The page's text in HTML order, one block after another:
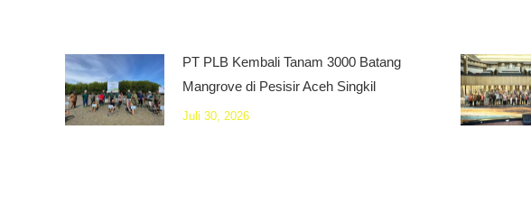
PT PLB Kembali Tanam 3000 Batang
Mangrove di Pesisir Aceh Singkil
Juli 30, 2026